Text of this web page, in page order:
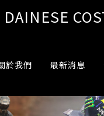
DAINESE
於我們 最新消息